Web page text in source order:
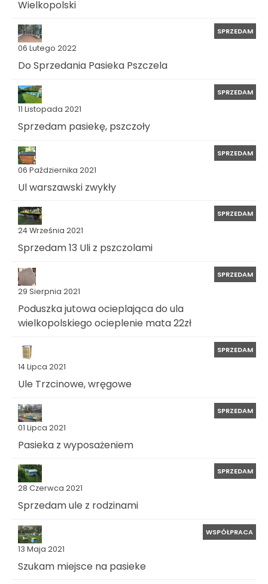
Wielkopolski
06 Lutego 2022
SPRZEDAM
Do Sprzedania Pasieka Pszczela
11 Listopada 2021
SPRZEDAM
Sprzedam pasiekę, pszczoły
06 Października 2021
SPRZEDAM
Ul warszawski zwykły
24 Września 2021
SPRZEDAM
Sprzedam 13 Uli z pszczolami
29 Sierpnia 2021
SPRZEDAM
Poduszka jutowa ocieplająca do ula
wielkopolskiego ocieplenie mata 22zł
14 Lipca 2021
SPRZEDAM
Ule Trzcinowe, wręgowe
01 Lipca 2021
SPRZEDAM
Pasieka z wyposażeniem
28 Czerwca 2021
SPRZEDAM
Sprzedam ule z rodzinami
13 Maja 2021
WSPÓŁPRACA
Szukam miejsce na pasieke